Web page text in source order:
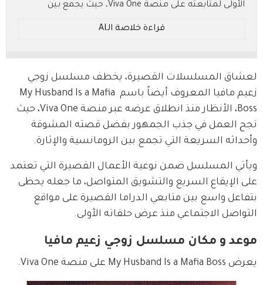
الأولى لمتابعته على منصة Viva One، حيث يجمع بين
المتورطة في حياة مليئة بالغموض والخطر مع زعيم مافيا.
* ملخص بالـ AI.. يُرجى الرجوع إلى النص الأصلي للتفاصيل.
قراءة خلاصة الـAI
لعشاق المسلسلات القصيرة، يخطف مسلسل زوجي
زعيم مافيا المعروف أيضاً باسم My Husband Is a Mafia
Boss، الأنظار منذ انطلاق عرضه عبر منصة Viva One، حيث
نجح العمل في جذب الجمهور بفضل قصته المشوقة
وأحداثه السريعة التي تجمع بين الرومانسية والإثارة.
ويأتي المسلسل ضمن نوعية الأعمال القصيرة التي تعتمد
على الإيقاع السريع والتشويق المتواصل، ما جعله يحظى
بتفاعل واسع بين متابعي الدراما القصيرة على مواقع
التواصل الاجتماعي منذ عرض حلقاته الأولى.
موعد و مكان مسلسل زوجي زعيم مافيا
يعرض My Husband Is a Mafia Boss على منصة Viva One.